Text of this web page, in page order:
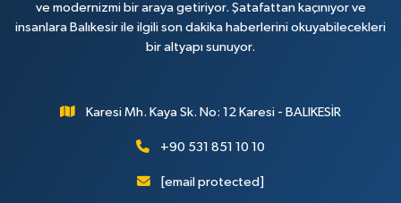
ve modernizmi bir araya getiriyor. Şatafattan kaçınıyor ve
insanlara Balıkesir ile ilgili son dakika haberlerini okuyabilecekleri
bir altyapı sunuyor.
Karesi Mh. Kaya Sk. No: 12 Karesi - BALIKESİR
+90 531 851 10 10
[email protected]